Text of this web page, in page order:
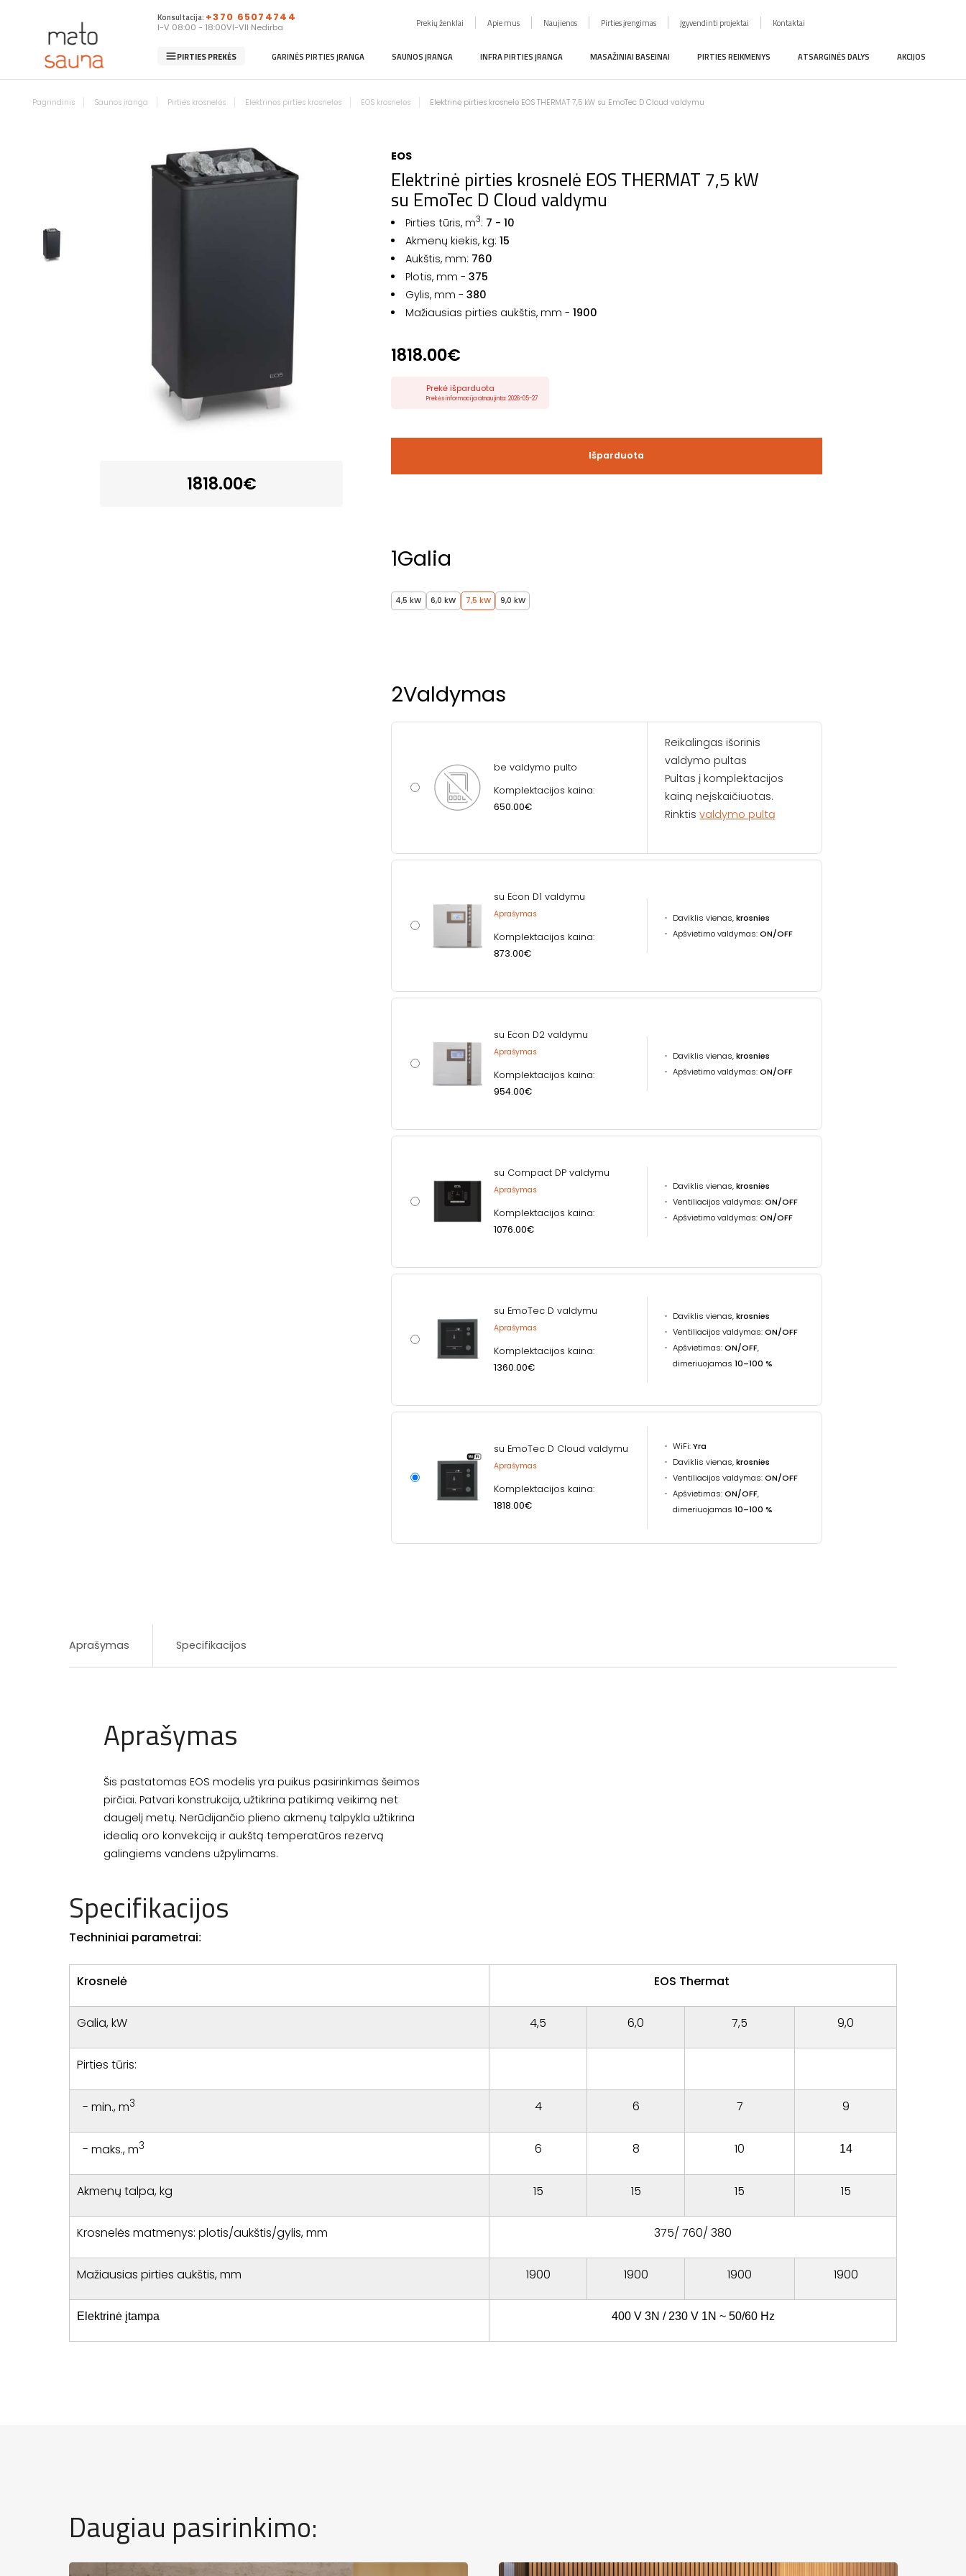
Konsultacija: +370 65074744
I-V 08:00 - 18:00VI-VII Nedirba Prekių ženklai Apie mus Naujienos Pirties įrengimas Įgyvendinti projektai Kontaktai
PIRTIES PREKĖS GARINĖS PIRTIES ĮRANGA SAUNOS ĮRANGA INFRA PIRTIES ĮRANGA MASAŽINIAI BASEINAI PIRTIES REIKMENYS ATSARGINĖS DALYS AKCIJOS
Pagrindinis Saunos įranga Pirties krosnelės Elektrinės pirties krosnelės EOS krosnelės Elektrinė pirties krosnelė EOS THERMAT 7,5 kW su EmoTec D Cloud valdymu
1818.00€
EOS
Elektrinė pirties krosnelė EOS THERMAT 7,5 kW
su EmoTec D Cloud valdymu
Pirties tūris, m3: 7 - 10
Akmenų kiekis, kg: 15
Aukštis, mm: 760
Plotis, mm - 375
Gylis, mm - 380
Mažiausias pirties aukštis, mm - 1900
1818.00€
Prekė išparduota
Prekės informacija atnaujinta: 2026-05-27
Išparduota
1Galia
4,5 kW 6,0 kW 7,5 kW 9,0 kW
2Valdymas
be valdymo pulto
Komplektacijos kaina:
650.00€
Reikalingas išorinis
valdymo pultas
Pultas į komplektacijos
kainą neįskaičiuotas.
Rinktisvaldymo pultą
su Econ D1 valdymu
Aprašymas
Komplektacijos kaina:
873.00€
Daviklis vienas,krosnies
Apšvietimo valdymas:ON/OFF
su Econ D2 valdymu
Aprašymas
Komplektacijos kaina:
954.00€
Daviklis vienas,krosnies
Apšvietimo valdymas:ON/OFF
su Compact DP valdymu
Aprašymas
Komplektacijos kaina:
1076.00€
Daviklis vienas,krosnies
Ventiliacijos valdymas:ON/OFF
Apšvietimo valdymas:ON/OFF
su EmoTec D valdymu
Aprašymas
Komplektacijos kaina:
1360.00€
Daviklis vienas,krosnies
Ventiliacijos valdymas:ON/OFF
Apšvietimas:ON/OFF,
dimeriuojamas 10–100 %
su EmoTec D Cloud valdymu
Aprašymas
Komplektacijos kaina:
1818.00€
WiFi:Yra
Daviklis vienas,krosnies
Ventiliacijos valdymas:ON/OFF
Apšvietimas:ON/OFF,
dimeriuojamas 10–100 %
Aprašymas Specifikacijos
Aprašymas
Šis pastatomas EOS modelis yra puikus pasirinkimas šeimos
pirčiai. Patvari konstrukcija, užtikrina patikimą veikimą net
daugelį metų. Nerūdijančio plieno akmenų talpykla užtikrina
idealią oro konvekciją ir aukštą temperatūros rezervą
galingiems vandens užpylimams.
Specifikacijos
Techniniai parametrai:
Krosnelė EOS Thermat
Galia, kW 4,5 6,0 7,5 9,0
Pirties tūris:
- min., m3 4 6 7 9
- maks., m3 6 8 10 14
Akmenų talpa, kg 15 15 15 15
Krosnelės matmenys: plotis/aukštis/gylis, mm 375/ 760/ 380
Mažiausias pirties aukštis, mm 1900 1900 1900 1900
Elektrinė įtampa 400 V 3N / 230 V 1N ~ 50/60 Hz
Daugiau pasirinkimo: